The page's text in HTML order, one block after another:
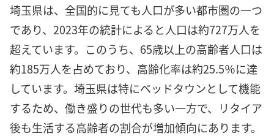
埼玉県は、全国的に見ても人口が多い都市圏の一つ
であり、2023年の統計によると人口は約727万人を
超えています。このうち、65歳以上の高齢者人口は
約185万人を占めており、高齢化率は約25.5％に達
しています。埼玉県は特にベッドタウンとして機能
するため、働き盛りの世代も多い一方で、リタイア
後も生活する高齢者の割合が増加傾向にあります。